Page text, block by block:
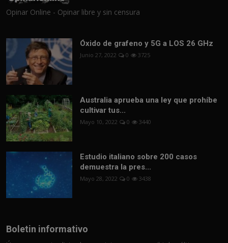
Opinar Online - Opinar libre y sin censura
Óxido de grafeno y 5G a LOS 26 GHz
Junio 27, 2022 0 3725
Australia aprueba una ley que prohíbe
cultivar tus...
Mayo 10, 2022 0 3440
Estudio italiano sobre 200 casos
demuestra la pres...
Mayo 28, 2022 0 3438
Boletin informativo